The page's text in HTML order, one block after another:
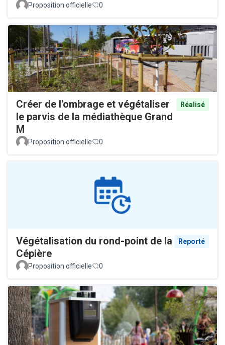
Proposition officielle 0
Créer de l'ombrage et végétaliser
le parvis de la médiathèque Grand
M
Réalisé
Proposition officielle 0
Végétalisation du rond-point de la
Cépière
Reporté
Proposition officielle 0